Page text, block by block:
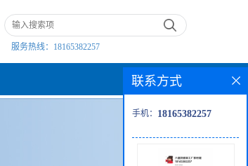
服务热线： 18165382257
联系方式
手机： 18165382257